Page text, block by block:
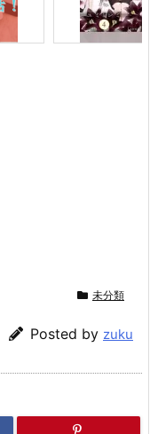
未分類
Posted by zuku